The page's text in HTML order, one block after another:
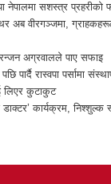
नेपालमा सशस्त्र प्रहरीको
अब वीरगञ्जमा,
अग्रवालले पाए सफाइ
पार्दै रास्वपा पर्सामा
लिएर कुटाकुट
कार्यक्रम, निश्शुल्क